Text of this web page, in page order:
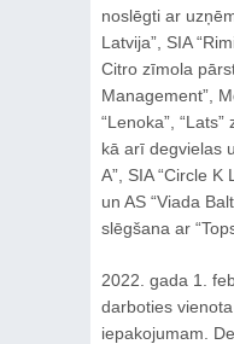
noslēgti ar
Latvija”, SIA
Citro zīmola
Management”,
“Lenoka”,
kā arī degvielas
A”, SIA “Circle K
un AS “Viada
slēgšana ar
2022. gada 1.
darboties
iepakojumam.